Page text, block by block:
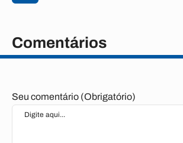
Comentários
Seu comentário (Obrigatório)